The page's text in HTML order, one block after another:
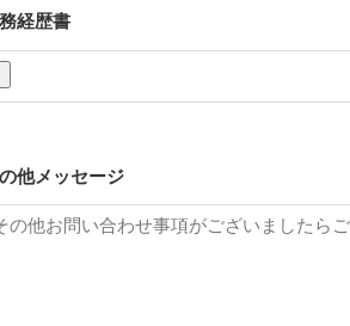
経歴書
他メッセージ